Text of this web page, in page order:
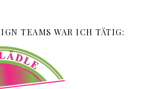
TEAMS WAR ICH TÄTIG: